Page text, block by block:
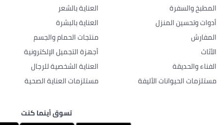
المطبخ والسفرة
أدوات وتحسين المنزل
المفارش
الأثاث
الفناء والحديقة
مستلزمات الحيوانات الأليفة
العناية بالشعر
العناية بالبشرة
منتجات الحمام والجسم
أجهزة التجميل الإلكترونية
العناية الشخصية للرجال
مستلزمات العناية الصحية
تسوق أينما كنت